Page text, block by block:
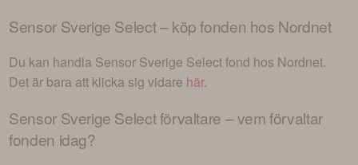
Sensor Sverige Select– köp fonden hos Nordnet
Du kan handla Sensor Sverige Selectfond hos Nordnet.
Det är bara att klicka sig vidare här.
Sensor Sverige Selectförvaltare – vem förvaltar
fonden idag?